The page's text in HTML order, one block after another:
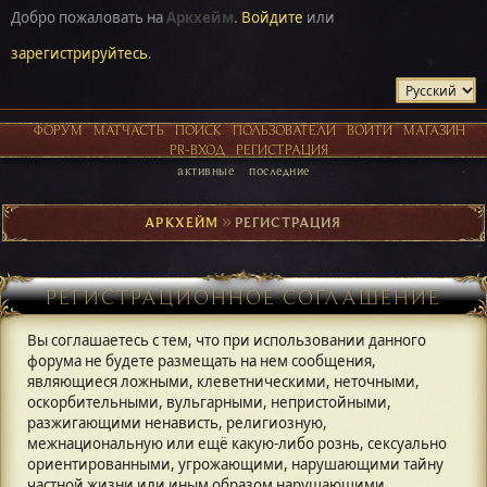
Добро пожаловать наАркхейм. Войдите или
зарегистрируйтесь.
ФОРУМ МАТЧАСТЬ ПОИСК ПОЛЬЗОВАТЕЛИ ВОЙТИ
МАГАЗИН
PR-ВХОД
РЕГИСТРАЦИЯ
активные последние
АРКХЕЙМ ►РЕГИСТРАЦИЯ
РЕГИСТРАЦИОННОЕ СОГЛАШЕНИЕ
Вы соглашаетесь с тем, что при использовании данного
форума не будете размещать на нем сообщения,
являющиеся ложными, клеветническими, неточными,
оскорбительными, вульгарными, непристойными,
разжигающими ненависть, религиозную,
межнациональную или ещё какую-либо рознь, сексуально
ориентированными, угрожающими, нарушающими тайну